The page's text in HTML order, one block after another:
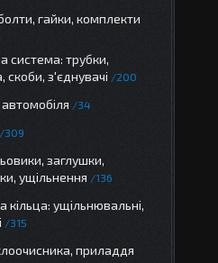
гайки, комплекти
система: трубки,
скоби, з'єднувачі
200
автомобіля 34
309
заглушки,
ущільнення
136
кільца: ущільнювальні,
315
приладдя